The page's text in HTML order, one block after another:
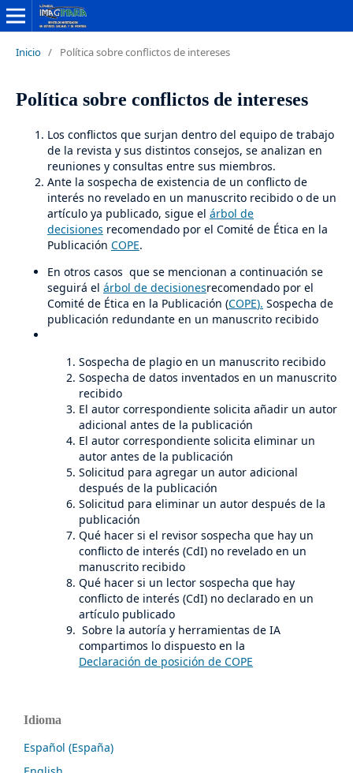
Inicio / Política sobre conflictos de intereses
Política sobre conflictos de intereses
Los conflictos que surjan dentro del equipo de trabajo
de la revista y sus distintos consejos, se analizan en
reuniones y consultas entre sus miembros.
Ante la sospecha de existencia de un conflicto de
interés no revelado en un manuscrito recibido o de un
artículo ya publicado, sigue el árbol de
decisiones recomendado por el Comité de Ética en la
Publicación COPE.
En otros casos que se mencionan a continuación se
seguirá el árbol de decisionesrecomendado por el
Comité de Ética en la Publicación (COPE). Sospecha de
publicación redundante en un manuscrito recibido
Sospecha de plagio en un manuscrito recibido
Sospecha de datos inventados en un manuscrito
recibido
El autor correspondiente solicita añadir un autor
adicional antes de la publicación
El autor correspondiente solicita eliminar un
autor antes de la publicación
Solicitud para agregar un autor adicional
después de la publicación
Solicitud para eliminar un autor después de la
publicación
Qué hacer si el revisor sospecha que hay un
conflicto de interés (CdI) no revelado en un
manuscrito recibido
Qué hacer si un lector sospecha que hay
conflicto de interés (CdI) no declarado en un
artículo publicado
Sobre la autoría y herramientas de IA
compartimos lo dispuesto en la
Declaración de posición de COPE
Idioma
Español (España)